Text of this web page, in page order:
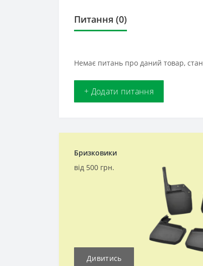
Питання (0)
Немає питань про даний товар,
+ Додати питання
Бризковики
від 500 грн.
Дивитись